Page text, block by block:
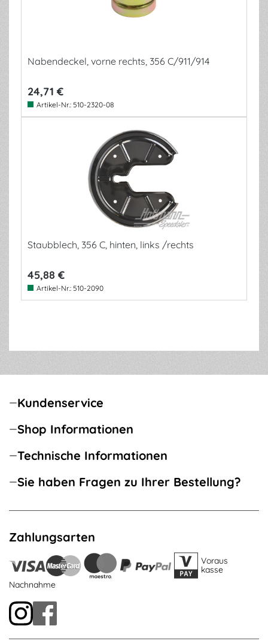
Nabendeckel, vorne rechts, 356 C/911/914
24,71 €
Artikel-Nr.: 510-2320-08
Staubblech, 356 C, hinten, links /rechts
45,88 €
Artikel-Nr.: 510-2090
Kundenservice
Shop Informationen
Technische Informationen
Sie haben Fragen zu Ihrer Bestellung?
Zahlungsarten
Voraus
kasse
Nachnahme